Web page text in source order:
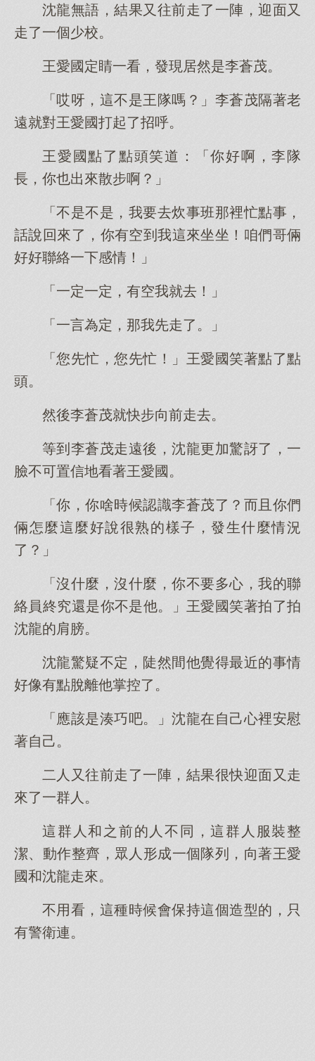
沈龍無語，結果又往前走了一陣，迎面又
走了一個少校。
王愛國定睛一看，發現居然是李蒼茂。
「哎呀，這不是王隊嗎？」李蒼茂隔著老
遠就對王愛國打起了招呼。
王愛國點了點頭笑道：「你好啊，李隊
長，你也出來散步啊？」
「不是不是，我要去炊事班那裡忙點事，
話說回來了，你有空到我這來坐坐！咱們哥倆
好好聯絡一下感情！」
「一定一定，有空我就去！」
「一言為定，那我先走了。」
「您先忙，您先忙！」王愛國笑著點了點
頭。
然後李蒼茂就快步向前走去。
等到李蒼茂走遠後，沈龍更加驚訝了，一
臉不可置信地看著王愛國。
「你，你啥時候認識李蒼茂了？而且你們
倆怎麼這麼好說很熟的樣子，發生什麼情況
了？」
「沒什麼，沒什麼，你不要多心，我的聯
絡員終究還是你不是他。」王愛國笑著拍了拍
沈龍的肩膀。
沈龍驚疑不定，陡然間他覺得最近的事情
好像有點脫離他掌控了。
「應該是湊巧吧。」沈龍在自己心裡安慰
著自己。
二人又往前走了一陣，結果很快迎面又走
來了一群人。
這群人和之前的人不同，這群人服裝整
潔、動作整齊，眾人形成一個隊列，向著王愛
國和沈龍走來。
不用看，這種時候會保持這個造型的，只
有警衛連。